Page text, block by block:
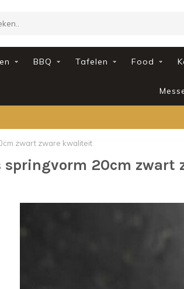
BBQ Tafelen Food
zwart zware kwaliteit
springvorm 20cm zwart